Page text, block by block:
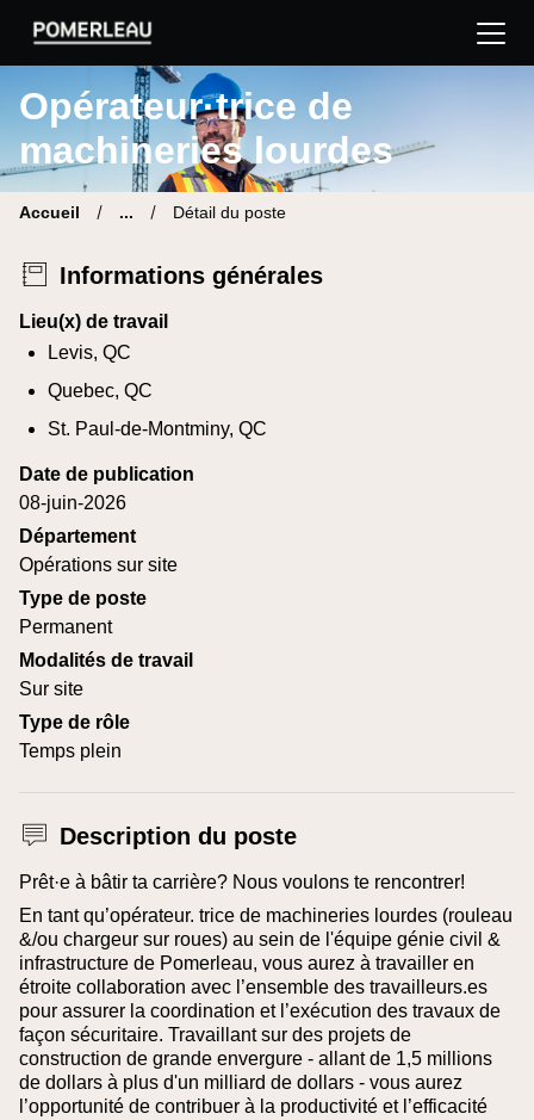
Pomerleau Site carrière | Trouve ton nouveau poste
Opérateur·trice de
machineries lourdes
Accueil ... Détail du poste
Informations générales
Lieu(x) de travail
Levis, QC
Quebec, QC
St. Paul-de-Montminy, QC
Date de publication
08-juin-2026
Département
Opérations sur site
Type de poste
Permanent
Modalités de travail
Sur site
Type de rôle
Temps plein
Description du poste
Prêt·e à bâtir ta carrière? Nous voulons te rencontrer!
En tant qu’opérateur. trice de machineries lourdes (rouleau
&/ou chargeur sur roues) au sein de l'équipe génie civil &
infrastructure de Pomerleau, vous aurez à travailler en
étroite collaboration avec l’ensemble des travailleurs.es
pour assurer la coordination et l’exécution des travaux de
façon sécuritaire. Travaillant sur des projets de
construction de grande envergure - allant de 1,5 millions
de dollars à plus d'un milliard de dollars - vous aurez
l’opportunité de contribuer à la productivité et l’efficacité